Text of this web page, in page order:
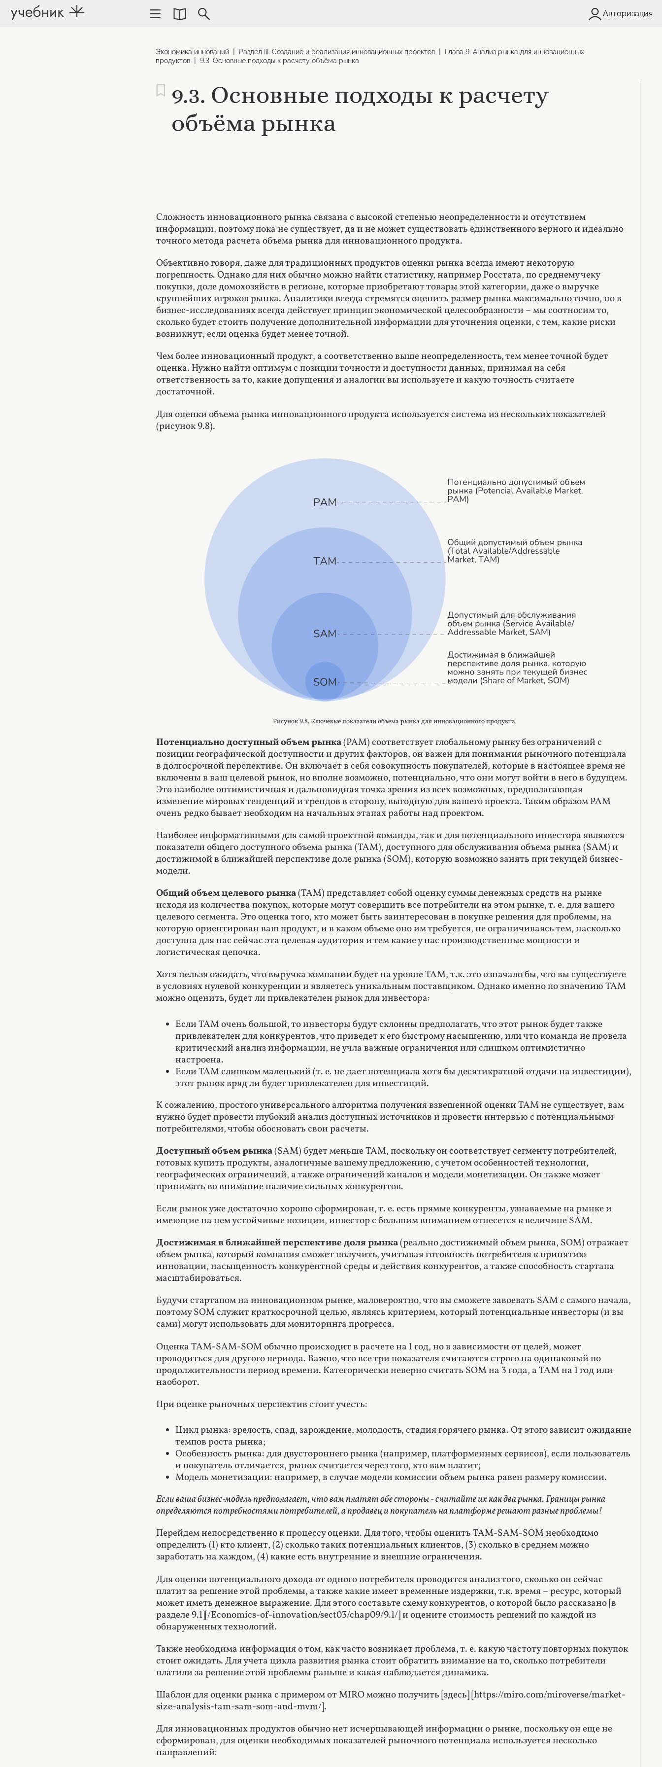
Авторизация
Экономика инноваций | Раздел III. Создание и реализация инновационных проектов | Глава 9. Анализ рынка для инновационных
продуктов | 9.3. Основные подходы к расчету объёма рынка
9.3. Основные подходы к расчету
объёма рынка
Сложность инновационного рынка связана с высокой степенью неопределенности и отсутствием
информации, поэтому пока не существует, да и не может существовать единственного верного и идеально
точного метода расчета объема рынка для инновационного продукта.
Объективно говоря, даже для традиционных продуктов оценки рынка всегда имеют некоторую
погрешность. Однако для них обычно можно найти статистику, например Росстата, по среднему чеку
покупки, доле домохозяйств в регионе, которые приобретают товары этой категории, даже о выручке
крупнейших игроков рынка. Аналитики всегда стремятся оценить размер рынка максимально точно, но в
бизнес-исследованиях всегда действует принцип экономической целесообразности – мы соотносим то,
сколько будет стоить получение дополнительной информации для уточнения оценки, с тем, какие риски
возникнут, если оценка будет менее точной.
Чем более инновационный продукт, а соответственно выше неопределенность, тем менее точной будет
оценка. Нужно найти оптимум с позиции точности и доступности данных, принимая на себя
ответственность за то, какие допущения и аналогии вы используете и какую точность считаете
достаточной.
Для оценки объема рынка инновационного продукта используется система из нескольких показателей
(рисунок 9.8).
Рисунок 9.8. Ключевые показатели объема рынка для инновационного продукта
Потенциально доступный объем рынка(PAM) соответствует глобальному рынку без ограничений с
позиции географической доступности и других факторов, он важен для понимания рыночного потенциала
в долгосрочной перспективе. Он включает в себя совокупность покупателей, которые в настоящее время не
включены в ваш целевой рынок, но вполне возможно, потенциально, что они могут войти в него в будущем.
Это наиболее оптимистичная и дальновидная точка зрения из всех возможных, предполагающая
изменение мировых тенденций и трендов в сторону, выгодную для вашего проекта. Таким образом PAM
очень редко бывает необходим на начальных этапах работы над проектом.
Наиболее информативными для самой проектной команды, так и для потенциального инвестора являются
показатели общего доступного объема рынка (TAM), доступного для обслуживания объема рынка (SAM) и
достижимой в ближайшей перспективе доле рынка (SOM), которую возможно занять при текущей бизнес-
модели.
Общий объем целевого рынка(TAM) представляет собой оценку суммы денежных средств на рынке
исходя из количества покупок, которые могут совершить все потребители на этом рынке, т. е. для вашего
целевого сегмента. Это оценка того, кто может быть заинтересован в покупке решения для проблемы, на
которую ориентирован ваш продукт, и в каком объеме оно им требуется, не ограничиваясь тем, насколько
доступна для нас сейчас эта целевая аудитория и тем какие у нас производственные мощности и
логистическая цепочка.
Хотя нельзя ожидать, что выручка компании будет на уровне TAM, т.к. это означало бы, что вы существуете
в условиях нулевой конкуренции и являетесь уникальным поставщиком. Однако именно по значению TAM
можно оценить, будет ли привлекателен рынок для инвестора:
Если TAM очень большой, то инвесторы будут склонны предполагать, что этот рынок будет также
привлекателен для конкурентов, что приведет к его быстрому насыщению, или что команда не провела
критический анализ информации, не учла важные ограничения или слишком оптимистично
настроена.
Если TAM слишком маленький (т. е. не дает потенциала хотя бы десятикратной отдачи на инвестиции),
этот рынок вряд ли будет привлекателен для инвестиций.
К сожалению, простого универсального алгоритма получения взвешенной оценки TAM не существует, вам
нужно будет провести глубокий анализ доступных источников и провести интервью с потенциальными
потребителями, чтобы обосновать свои расчеты.
Доступный объем рынка(SAM) будет меньше TAM, поскольку он соответствует сегменту потребителей,
готовых купить продукты, аналогичные вашему предложению, с учетом особенностей технологии,
географических ограничений, а также ограничений каналов и модели монетизации. Он также может
принимать во внимание наличие сильных конкурентов.
Если рынок уже достаточно хорошо сформирован, т. е. есть прямые конкуренты, узнаваемые на рынке и
имеющие на нем устойчивые позиции, инвестор с большим вниманием отнесется к величине SAM.
Достижимая в ближайшей перспективе доля рынка(реально достижимый объем рынка, SOM) отражает
объем рынка, который компания сможет получить, учитывая готовность потребителя к принятию
инновации, насыщенность конкурентной среды и действия конкурентов, а также способность стартапа
масштабироваться.
Будучи стартапом на инновационном рынке, маловероятно, что вы сможете завоевать SAM с самого начала,
поэтому SOM служит краткосрочной целью, являясь критерием, который потенциальные инвесторы (и вы
сами) могут использовать для мониторинга прогресса.
Оценка TAM-SAM-SOM обычно происходит в расчете на 1 год, но в зависимости от целей, может
проводиться для другого периода. Важно, что все три показателя считаются строго на одинаковый по
продолжительности период времени. Категорически неверно считать SOM на 3 года, а TAM на 1 год или
наоборот.
При оценке рыночных перспектив стоит учесть:
Цикл рынка: зрелость, спад, зарождение, молодость, стадия горячего рынка. От этого зависит ожидание
темпов роста рынка;
Особенность рынка: для двустороннего рынка (например, платформенных сервисов), если пользователь
и покупатель отличается, рынок считается через того, кто вам платит;
Модель монетизации: например, в случае модели комиссии объем рынка равен размеру комиссии.
Если ваша бизнес-модель предполагает, что вам платят обе стороны - считайте их как два рынка. Границы рынка
определяются потребностями потребителей, а продавец и покупатель на платформе решают разные проблемы!
Перейдем непосредственно к процессу оценки. Для того, чтобы оценить TAM-SAM-SOM необходимо
определить (1) кто клиент, (2) сколько таких потенциальных клиентов, (3) сколько в среднем можно
заработать на каждом, (4) какие есть внутренние и внешние ограничения.
Для оценки потенциального дохода от одного потребителя проводится анализ того, сколько он сейчас
платит за решение этой проблемы, а также какие имеет временные издержки, т.к. время – ресурс, который
может иметь денежное выражение. Для этого составьте схему конкурентов, о которой было рассказано [в
разделе 9.1][/Economics-of-innovation/sect03/chap09/9.1/] и оцените стоимость решений по каждой из
обнаруженных технологий.
Также необходима информация о том, как часто возникает проблема, т. е. какую частоту повторных покупок
стоит ожидать. Для учета цикла развития рынка стоит обратить внимание на то, сколько потребители
платили за решение этой проблемы раньше и какая наблюдается динамика.
Шаблон для оценки рынка с примером от MIRO можно получить [здесь] [https://miro.com/miroverse/market-
size-analysis-tam-sam-som-and-mvm/].
Для инновационных продуктов обычно нет исчерпывающей информации о рынке, поскольку он еще не
сформирован, для оценки необходимых показателей рыночного потенциала используется несколько
направлений: